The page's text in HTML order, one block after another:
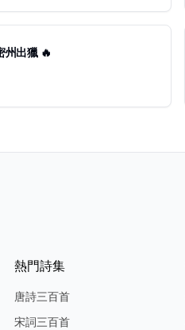
州出獵 🔥
熱門詩集
唐詩三百首
宋詞三百首